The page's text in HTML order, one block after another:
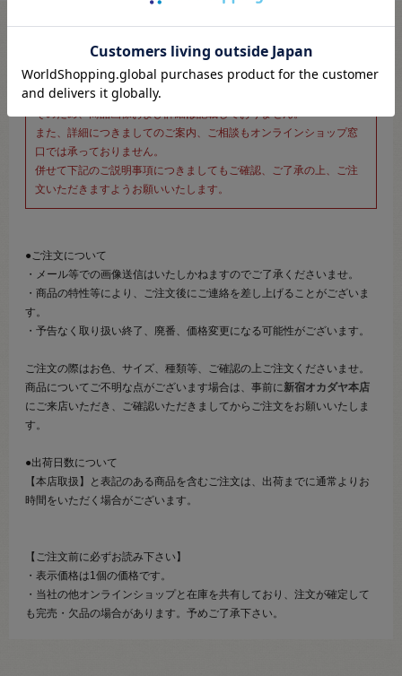
※新宿オカダヤ本店お取り扱い商品のご注文専用ページです※
こちらのページは、店頭にてあらかじめ商品詳細および商品コード
をご確認いただいた上でご注文いただけるページです。
また、詳細につきましてのご案内、ご相談もオンラインショップ窓
口では承っておりません。
併せて下記のご説明事項につきましてもご確認、ご了承の上、ご注
文いただきますようお願いいたします。
●ご注文について
・メール等での画像送信はいたしかねますのでご了承くださいませ。
・商品の特性等により、ご注文後にご連絡を差し上げることがございま
す。
・予告なく取り扱い終了、廃番、価格変更になる可能性がございます。
ご注文の際はお色、サイズ、種類等、ご確認の上ご注文くださいませ。
商品についてご不明な点がございます場合は、事前に新宿オカダヤ本店
にご来店いただき、ご確認いただきましてからご注文をお願いいたしま
す。
●出荷日数について
【本店取扱】と表記のある商品を含むご注文は、出荷までに通常よりお
時間をいただく場合がございます。
【ご注文前に必ずお読み下さい】
・表示価格は1個の価格です。
・当社の他オンラインショップと在庫を共有しており、注文が確定して
も完売・欠品の場合があります。予めご了承下さい。